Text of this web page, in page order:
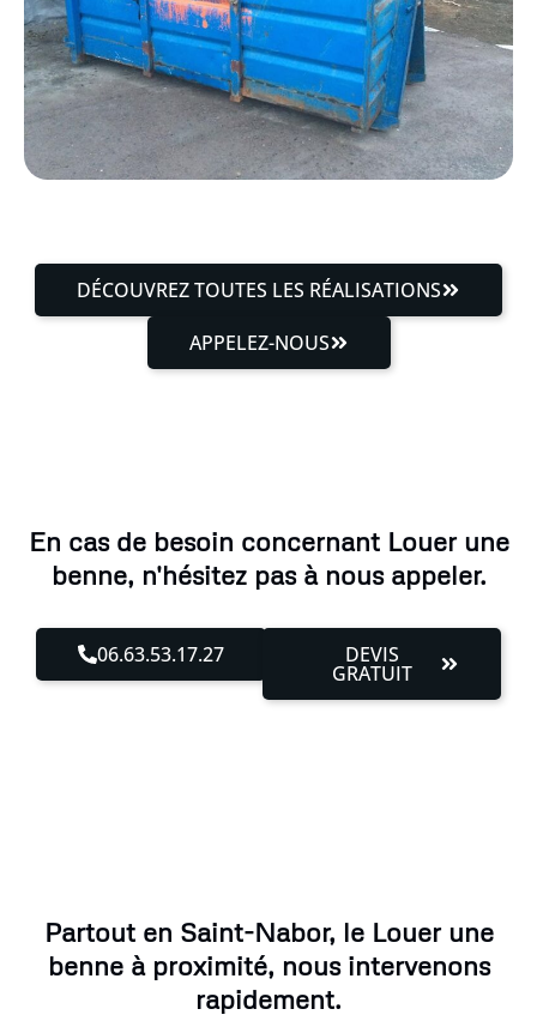
DÉCOUVREZ TOUTES LES RÉALISATIONS
APPELEZ-NOUS
En cas de besoin concernant Louer une
benne, n'hésitez pas à nous appeler.
06.63.53.17.27 DEVIS
GRATUIT
Partout en Saint-Nabor, le Louer une
benne à proximité, nous intervenons
rapidement.